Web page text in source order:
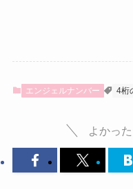
エンジェルナンバー 4桁
よかっ